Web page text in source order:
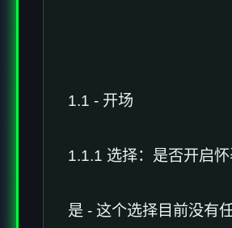
1.1 - 开场
1.1.1 选择：是否开启
是 - 这个选择目前没有